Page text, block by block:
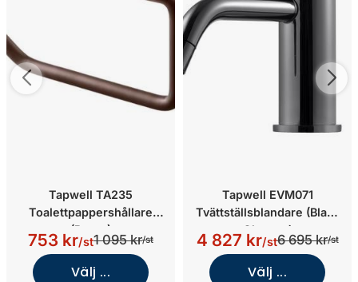
Tapwell TA235
Toalettpappershållare
(Brons)
753 kr/st1 095 kr/st
Välj ...
Tapwell EVM071
Tvättställsblandare (Black
Chrome)
4 827 kr/st6 695 kr/st
Välj ...